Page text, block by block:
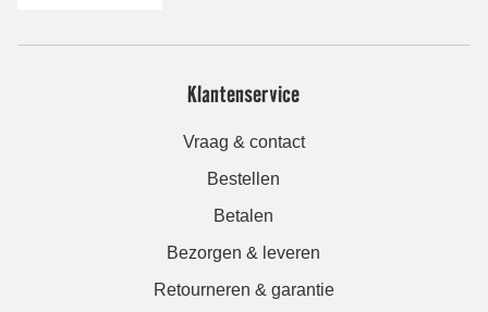
Klantenservice
Vraag & contact
Bestellen
Betalen
Bezorgen & leveren
Retourneren & garantie